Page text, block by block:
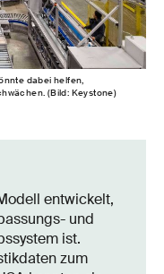
dabei helfen,
(Bild: Keystone)
entwickelt,
und
ist.
zum